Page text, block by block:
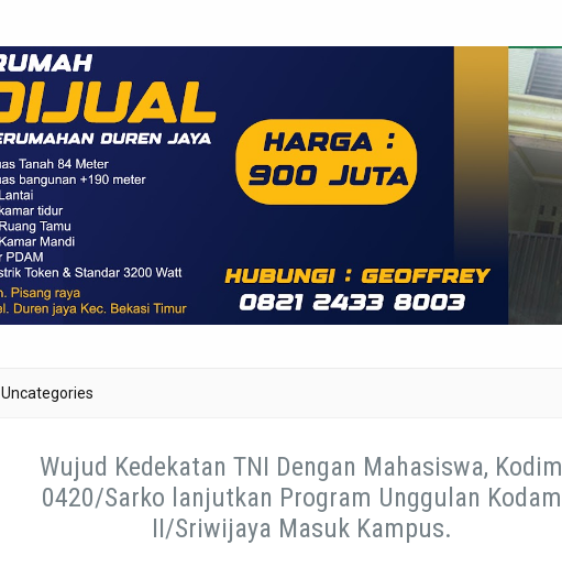
Uncategories
Wujud Kedekatan TNI Dengan Mahasiswa, Kodim
0420/Sarko lanjutkan Program Unggulan Kodam
II/Sriwijaya Masuk Kampus.